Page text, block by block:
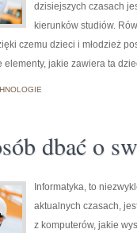
dzisiejszych czasach
kierunków studiów.
czemu dzieci i młodzież
jakie zawiera ta
dbać o
Informatyka, to
aktualnych czasach,
z komputerów, jakie